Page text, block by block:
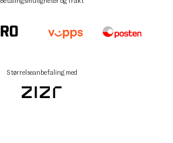
Størrelseanbefaling med